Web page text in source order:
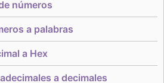
números
a palabras
a Hex
a decimales